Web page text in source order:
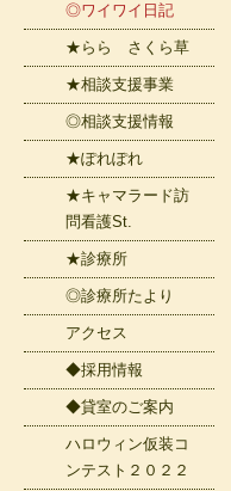
◎ワイワイ日記
★らら さくら草
★相談支援事業
◎相談支援情報
★ぽれぽれ
★キャマラード訪
問看護St.
★診療所
◎診療所たより
アクセス
◆採用情報
◆貸室のご案内
ハロウィン仮装コ
ンテスト２０２２